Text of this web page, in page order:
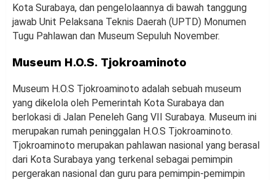
Kota Surabaya, dan pengelolaannya di bawah tanggung
jawab Unit Pelaksana Teknis Daerah (UPTD) Monumen
Tugu Pahlawan dan Museum Sepuluh November.
Museum H.O.S. Tjokroaminoto
Museum H.O.S Tjokroaminoto adalah sebuah museum
yang dikelola oleh Pemerintah Kota Surabaya dan
berlokasi di Jalan Peneleh Gang VII Surabaya. Museum ini
merupakan rumah peninggalan H.O.S Tjokroaminoto.
Tjokroaminoto merupakan pahlawan nasional yang berasal
dari Kota Surabaya yang terkenal sebagai pemimpin
pergerakan nasional dan guru para pemimpin-pemimpin